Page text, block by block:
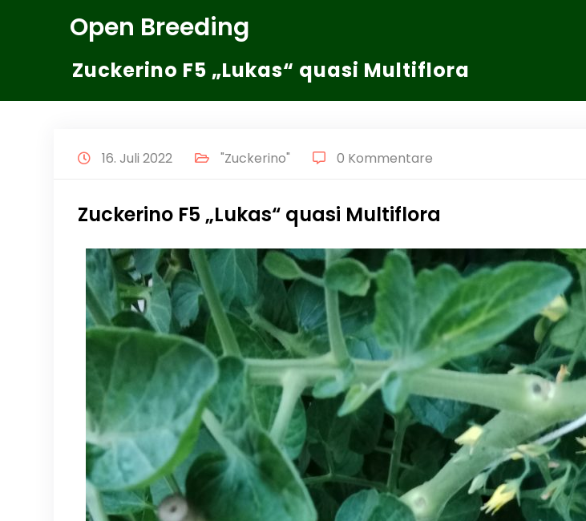
Open Breeding
Zuckerino F5 „Lukas“ quasi Multiflora
16. Juli 2022 "Zuckerino" 0 Kommentare
Zuckerino F5 „Lukas“ quasi Multiflora